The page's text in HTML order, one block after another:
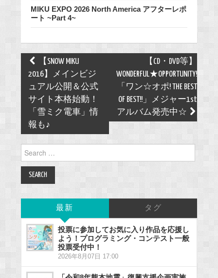
MIKU EXPO 2026 North America アフターレポ
ート ~Part 4~
Post
navigation
【SNOW MIKU
2016】メインビジ
ュアル公開＆公式
サイト本格始動！
「雪ミク電車」情
報も♪
【CD・DVD等】
WONDERFUL★OPPORTUNITY!
「ワン☆オポ! THE BEST
OF BEST!!」メジャー1st
アルバム発売中☆
for:
最新 タグ
投票に参加してお気に入り作品を応援し
よう！プログラミング・コンテスト一般
投票受付中！
2026年8月07日 17:00